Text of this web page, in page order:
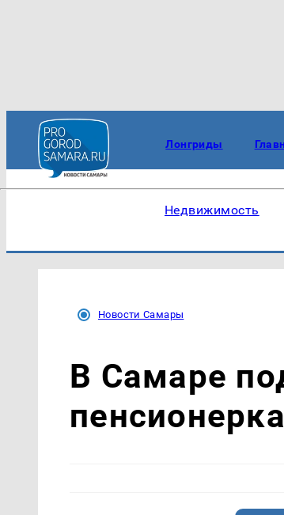
Лонгриды
Недвижимость
Новости Самары
В Самаре
пенсионерка